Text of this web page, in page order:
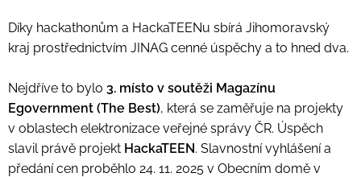
Díky hackathonům a HackaTEENu sbírá Jihomoravský
kraj prostřednictvím JINAG cenné úspěchy a to hned dva.
Nejdříve to bylo 3. místo v soutěži Magazínu
Egovernment (The Best), která se zaměřuje na projekty
v oblastech elektronizace veřejné správy ČR. Úspěch
slavil právě projekt HackaTEEN. Slavnostní vyhlášení a
předání cen proběhlo 24. 11. 2025 v Obecním domě v